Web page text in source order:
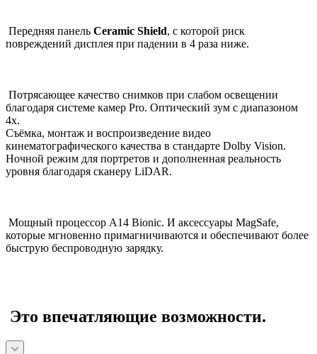
Передняя панель Ceramic Shield, с которой риск
повреждений дисплея при падении в 4 раза ниже.
Потрясающее качество снимков при слабом освещении
благодаря системе камер Pro. Оптический зум с диапазоном
4x.
Съёмка, монтаж и воспроизведение видео
кинематографического качества в стандарте Dolby Vision.
Ночной режим для портретов и дополненная реальность
уровня благодаря сканеру LiDAR.
Мощный процессор A14 Bionic. И аксессуары MagSafe,
которые мгновенно примагничиваются и обеспечивают более
быструю беспроводную зарядку.
Это впечатляющие возможности.